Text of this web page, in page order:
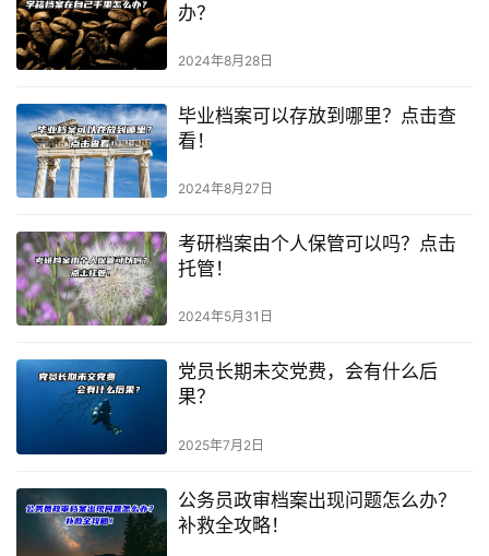
办？
2024年8月28日
毕业档案可以存放到哪里？点击查
看！
2024年8月27日
考研档案由个人保管可以吗？点击
托管！
2024年5月31日
党员长期未交党费，会有什么后
果？
2025年7月2日
公务员政审档案出现问题怎么办？
补救全攻略！